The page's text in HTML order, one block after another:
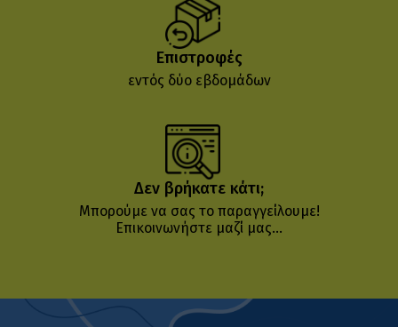
Επιστροφές
εντός δύο εβδομάδων
Δεν βρήκατε κάτι;
Μπορούμε να σας το παραγγείλουμε!
Επικοινωνήστε μαζί μας...